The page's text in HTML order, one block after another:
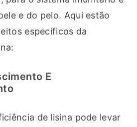
e do pelo. Aqui estão
específicos da
E
de lisina pode levar